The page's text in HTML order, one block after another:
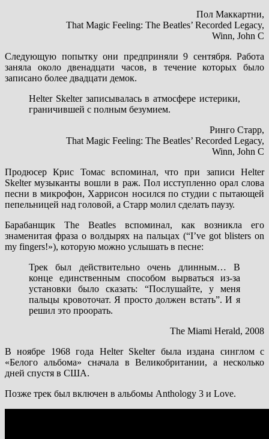
Пол Маккартни,
That Magic Feeling: The Beatles’ Recorded Legacy,
Winn, John C
Следующую попытку они предприняли 9 сентября. Работа
заняла около двенадцати часов, в течение которых было
записано более двадцати демок.
Helter Skelter записывалась в атмосфере истерики,
граничившей с полным безумием.
Ринго Старр,
That Magic Feeling: The Beatles’ Recorded Legacy,
Winn, John C
Продюсер Крис Томас вспоминал, что при записи Helter
Skelter музыканты вошли в раж. Пол исступленно орал слова
песни в микрофон, Харрисон носился по студии с пытающей
пепельницей над головой, а Старр молил сделать паузу.
Барабанщик The Beatles вспоминал, как возникла его
знаменитая фраза о волдырях на пальцах (“I’ve got blisters on
my fingers!»), которую можно услышать в песне:
Трек был действительно очень длинным… В
конце единственным способом вырваться из-за
установки было сказать: “Послушайте, у меня
пальцы кровоточат. Я просто должен встать”. И я
решил это проорать.
The Miami Herald, 2008
В ноябре 1968 года Helter Skelter была издана синглом с
«Белого альбома» сначала в Великобритании, а несколько
дней спустя в США.
Позже трек был включен в альбомы Anthology 3 и Love.